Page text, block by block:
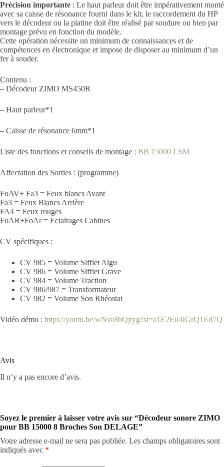
Précision importante : Le haut parleur doit être impérativement monté
avec sa caisse de résonance fourni dans le kit, le raccordement du HP
vers le décodeur ou la platine doit être réalisé par soudure ou bien par
montage prévu en fonction du modèle.
Cette opération nécessite un minimum de connaissances et de
compétences en électronique et impose de disposer au minimum d’un
fer à souder.
Contenu :
– Décodeur ZIMO MS450R
– Haut parleur*1
– Caisse de résonance 6mm*1
Liste des fonctions et conseils de montage : BB 15000 LSM
Affectation des Sorties : (programme)
FoAV+ Fa3 = Feux blancs Avant
Fa3 = Feux Blancs Arrière
FA4 = Feux rouges
FoAR+FoAr = Eclairages Cabines
CV spécifiques :
CV 985 = Volume Sifflet Aigu
CV 986 = Volume Sifflet Grave
CV 984 = Volume Traction
CV 986/987 = Transformateur
CV 982 = Volume Son Rhéostat
Vidéo démo : https://youtu.be/wNsv8bQjtyg?si=a1E2Eu4IGrQ1Ed7Q
Avis
Il n’y a pas encore d’avis.
Soyez le premier à laisser votre avis sur “Décodeur sonore ZIMO
pour BB 15000 8 Broches Son DELAGE”
Votre adresse e-mail ne sera pas publiée. Les champs obligatoires sont
indiqués avec *